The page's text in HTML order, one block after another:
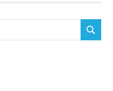
ZOEKEN